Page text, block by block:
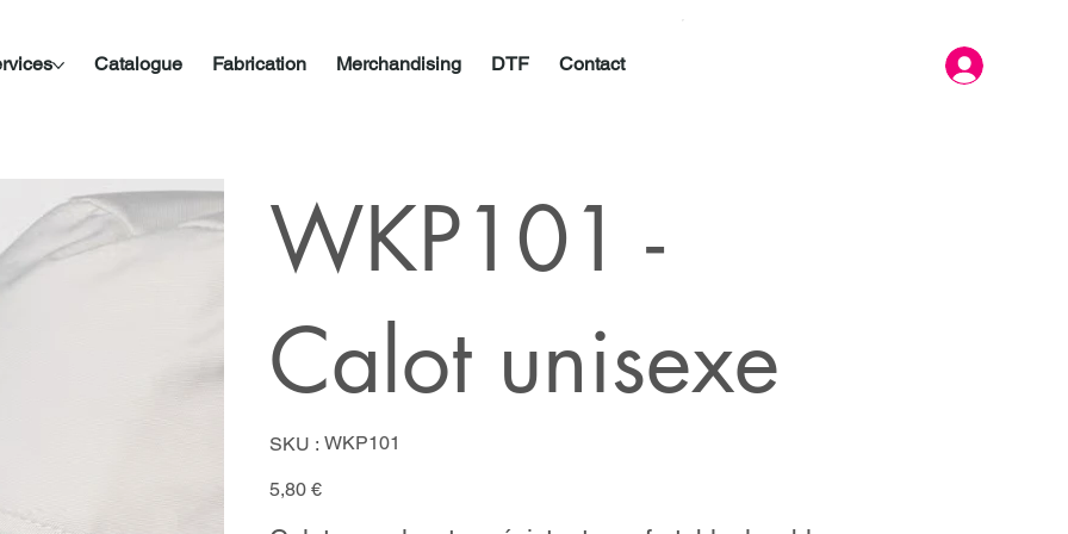
Catalogue Fabrication Merchandising DTF Contact
WKP101 -
Calot unisexe
SKU : SKU
WKP101
WKP101
Prix
5,80 €